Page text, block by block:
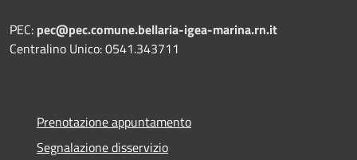
PEC: pec@pec.comune.bellaria-igea-marina.rn.it
Centralino Unico: 0541.343711
Prenotazione appuntamento
Segnalazione disservizio